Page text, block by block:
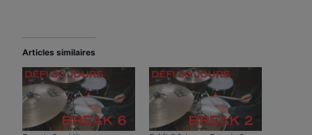
Articles similaires